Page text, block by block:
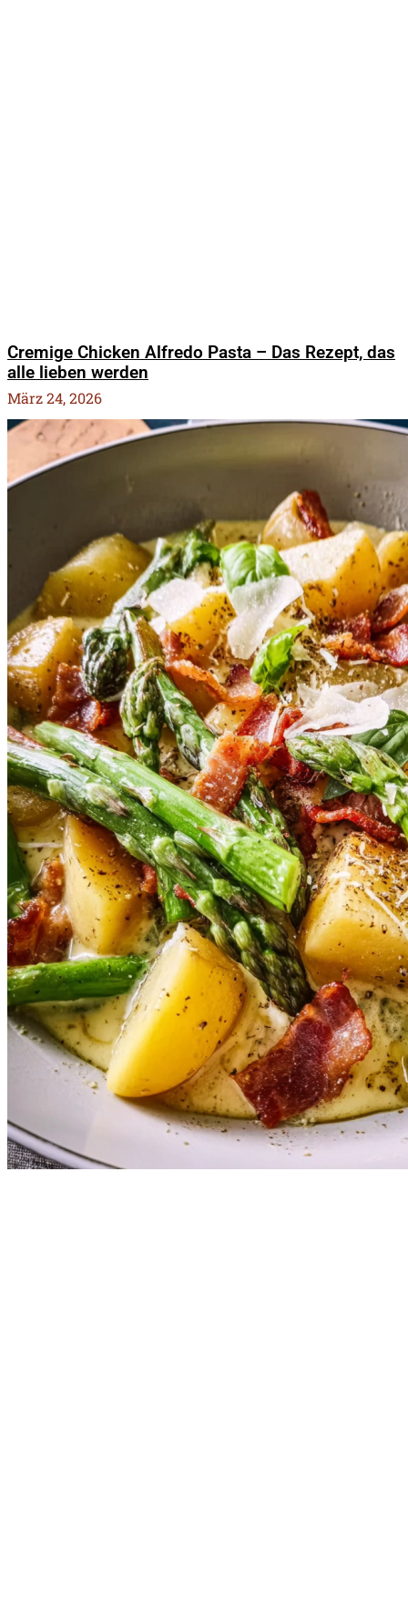
Cremige Chicken Alfredo Pasta – Das Rezept, das
alle lieben werden
März 24, 2026